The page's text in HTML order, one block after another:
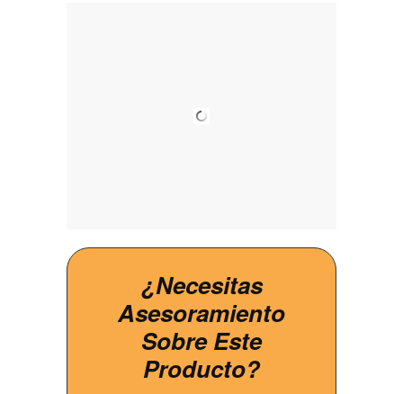
¿Necesitas
Asesoramiento
Sobre Este
Producto?